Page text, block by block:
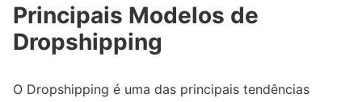
Principais Modelos de
Dropshipping
O Dropshipping é uma das principais tendências